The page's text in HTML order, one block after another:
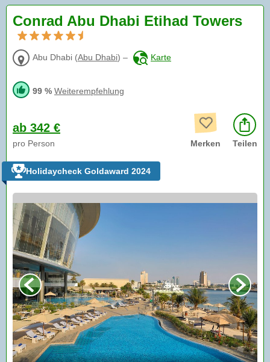
Conrad Abu Dhabi Etihad Towers
Abu Dhabi (Abu Dhabi) – Karte
99 % Weiterempfehlung
ab 342 €
pro Person Merken Teilen
Holidaycheck Goldaward 2024